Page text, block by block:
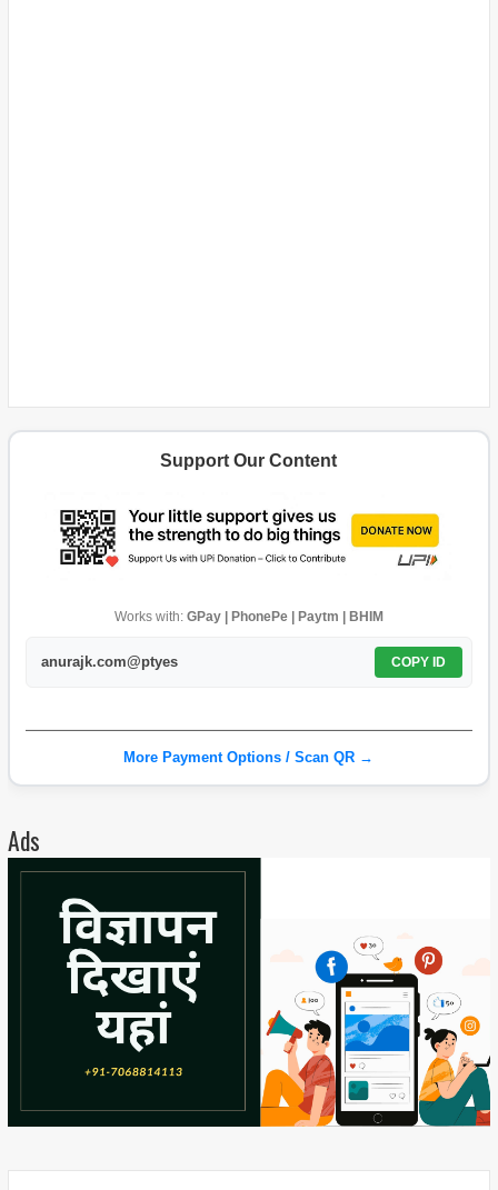
Support Our Content
Works with: GPay | PhonePe | Paytm | BHIM
anurajk.com@ptyes COPY ID
More Payment Options / Scan QR →
Ads